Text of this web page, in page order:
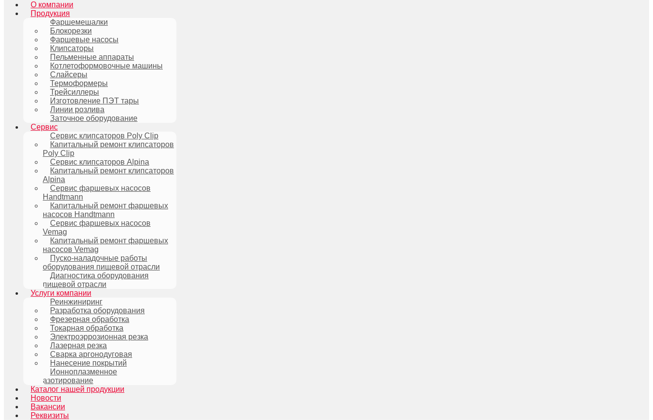
О компании
Продукция
Фаршемешалки
Блокорезки
Фаршевые насосы
Клипсаторы
Пельменные аппараты
Котлетоформовочные машины
Слайсеры
Термоформеры
Трейсиллеры
Изготовление ПЭТ тары
Линии розлива
Заточное оборудование
Сервис
Сервис клипсаторов Poly Clip
Капитальный ремонт клипсаторов
Poly Clip
Сервис клипсаторов Alpina
Капитальный ремонт клипсаторов
Alpina
Сервис фаршевых насосов
Handtmann
Капитальный ремонт фаршевых
насосов Handtmann
Сервис фаршевых насосов
Vemag
Капитальный ремонт фаршевых
насосов Vemag
Пуско-наладочные работы
оборудования пищевой отрасли
Диагностика оборудования
пищевой отрасли
Услуги компании
Реинжиниринг
Разработка оборудования
Фрезерная обработка
Токарная обработка
Электроэррозионная резка
Лазерная резка
Сварка аргонодуговая
Нанесение покрытий
Ионноплазменное
азотирование
Каталог нашей продукции
Новости
Вакансии
Реквизиты